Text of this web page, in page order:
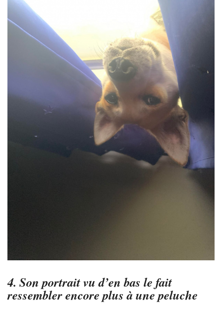
4. Son portrait vu d’en bas le fait
ressembler encore plus à une peluche